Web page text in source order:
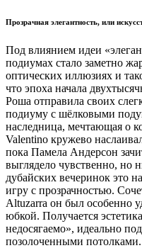
Прозрачная элегантность, или
Под влиянием идеи
подиумах стало заметно
оптических иллюзиях и
что эпоха начала
Роша отправила своих
подиуму с шёлковыми
наследница, мечтающая о
Valentino кружево
пока Памела Андерсон
выглядело чувственно, но
дубайских вечеринок это
игру с прозрачностью.
Altuzarra он был особенно
юбкой. Получается
недосягаемо», идеально
позолоченными потолками.